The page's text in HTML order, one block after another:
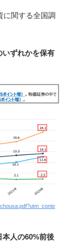
に関する全国調
ずれかを保有
本人の60%前後